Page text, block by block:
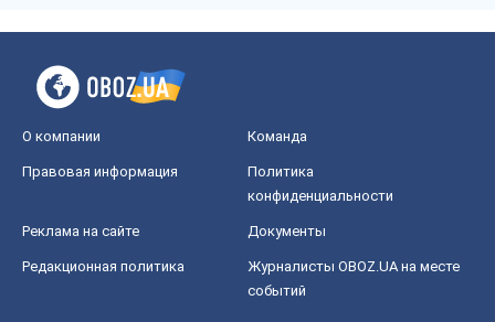
О компании Команда
Правовая информация
Политика
конфиденциальности
Реклама на сайте Документы
Редакционная политика
Журналисты OBOZ.UA на месте
событий